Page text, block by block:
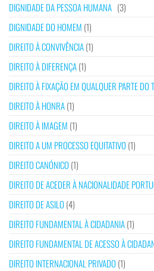
DIGNIDADE DA PESSOA HUMANA (3)
DIGNIDADE DO HOMEM (1)
DIREITO À CONVIVÊNCIA(1)
DIREITO À DIFERENÇA(1)
DIREITO À FIXAÇÃO EM QUALQUER PARTE DO
DIREITO À HONRA(1)
DIREITO À IMAGEM (1)
DIREITO A UM PROCESSO EQUITATIVO (1)
DIREITO CANÓNICO (1)
DIREITO DE ACEDER À NACIONALIDADE
DIREITO DE ASILO (4)
DIREITO FUNDAMENTAL À CIDADANIA(1)
DIREITO FUNDAMENTAL DE ACESSO À
DIREITO INTERNACIONAL PRIVADO (1)